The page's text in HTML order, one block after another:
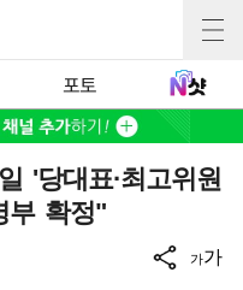
포토
'당대표·최고위원
부 확정"
가가